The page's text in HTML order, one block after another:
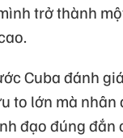
trở thành
Cuba đánh
to lớn mà nhân
đạo đúng đắn